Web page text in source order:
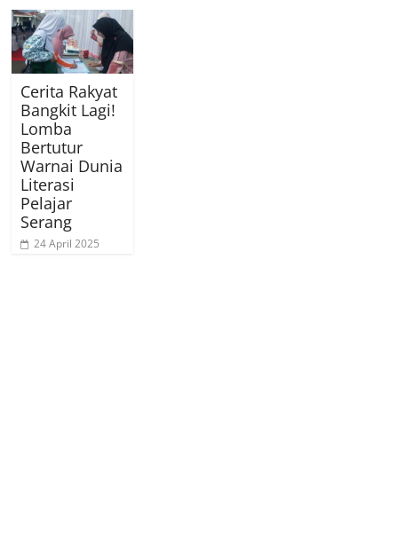
Cerita Rakyat
Bangkit Lagi!
Lomba
Bertutur
Warnai Dunia
Literasi
Pelajar
Serang
24 April 2025